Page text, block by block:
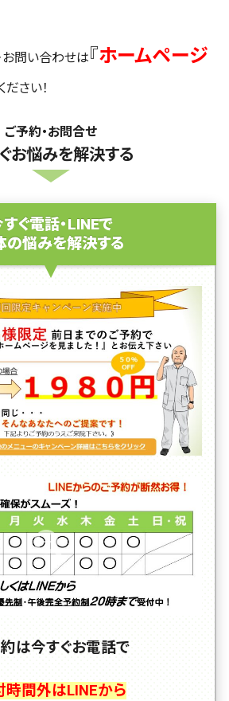
問い合わせは『ホームページ
ださい！
ご予約・お問合せ
お悩みを解決する
ぐ電話・LINEで
の悩みを解決する
は今すぐお電話で
時間外はLINEから